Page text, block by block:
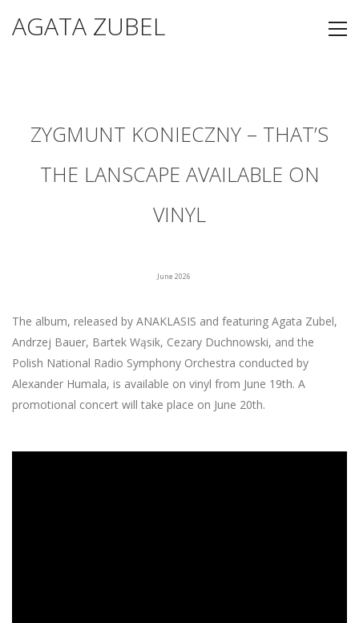
AGATA ZUBEL
ZYGMUNT KONIECZNY – THAT’S
THE LANSCAPE AVAILABLE ON
VINYL
June 2026
The album, released by ANAKLASIS and featuring Agata Zubel,
Andrzej Bauer, Bartek Wąsik, Cezary Duchnowski, and the
Polish National Radio Symphony Orchestra conducted by
Alexander Humala, is available on vinyl from June 19th. A
promotional concert will take place on June 20th.